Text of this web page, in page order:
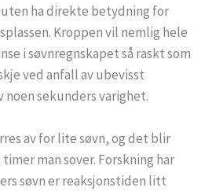
ha direkte betydning for
Kroppen vil nemlig hele
i søvnregnskapet så raskt som
ved anfall av ubevisst
noen sekunders varighet.
av for lite søvn, og det blir
man sover. Forskning har
søvn er reaksjonstiden litt